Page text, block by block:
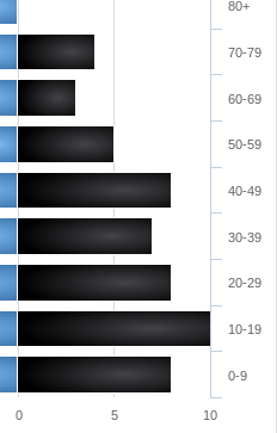
0-9
10-19
20-29
30-39
40-49
50-59
60-69
70-79
80+
0 5 10